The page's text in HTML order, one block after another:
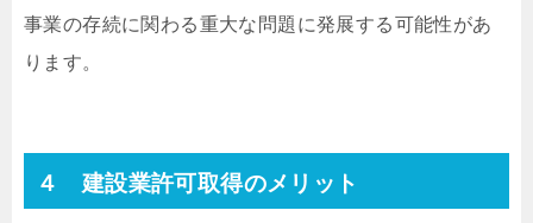
事業の存続に関わる重大な問題に発展する可能性があ
ります。
４ 建設業許可取得のメリット